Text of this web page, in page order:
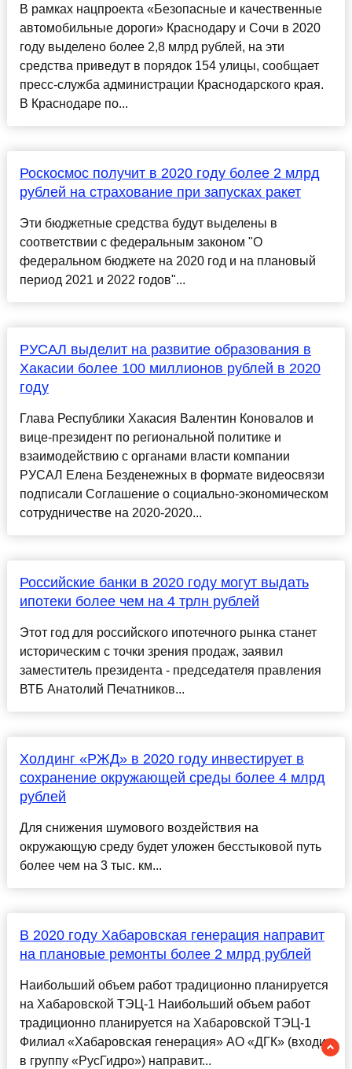
В рамках нацпроекта «Безопасные и качественные
автомобильные дороги» Краснодару и Сочи в 2020
году выделено более 2,8 млрд рублей, на эти
средства приведут в порядок 154 улицы, сообщает
пресс-служба администрации Краснодарского края.
В Краснодаре по...
Роскосмос получит в 2020 году более 2 млрд
рублей на страхование при запусках ракет
Эти бюджетные средства будут выделены в
соответствии с федеральным законом "О
федеральном бюджете на 2020 год и на плановый
период 2021 и 2022 годов"...
РУСАЛ выделит на развитие образования в
Хакасии более 100 миллионов рублей в 2020
году
Глава Республики Хакасия Валентин Коновалов и
вице-президент по региональной политике и
взаимодействию с органами власти компании
РУСАЛ Елена Безденежных в формате видеосвязи
подписали Соглашение о социально-экономическом
сотрудничестве на 2020-2020...
Российские банки в 2020 году могут выдать
ипотеки более чем на 4 трлн рублей
Этот год для российского ипотечного рынка станет
историческим с точки зрения продаж, заявил
заместитель президента - председателя правления
ВТБ Анатолий Печатников...
Холдинг «РЖД» в 2020 году инвестирует в
сохранение окружающей среды более 4 млрд
рублей
Для снижения шумового воздействия на
окружающую среду будет уложен бесстыковой путь
более чем на 3 тыс. км...
В 2020 году Хабаровская генерация направит
на плановые ремонты более 2 млрд рублей
Наибольший объем работ традиционно планируется
на Хабаровской ТЭЦ-1 Наибольший объем работ
традиционно планируется на Хабаровской ТЭЦ-1
Филиал «Хабаровская генерация» АО «ДГК» (входит
в группу «РусГидро») направит...